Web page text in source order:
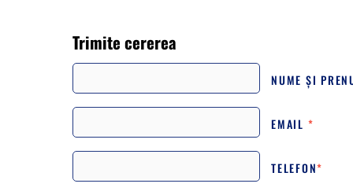
Trimite cererea
NUME ȘI
EMAIL *
TELEFON*